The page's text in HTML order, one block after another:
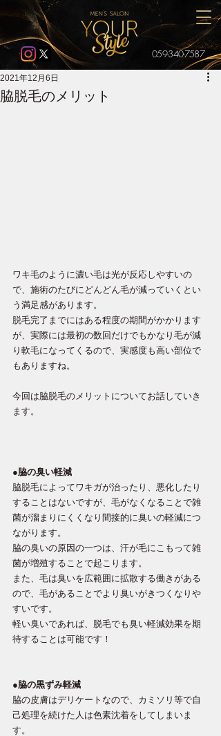
059-340-7587
脇脱毛のメリット
2021年12月6日
ワキ毛のように濃い毛は光が反応しやすいの
で、施術のたびにどんどん毛が減っていくとい
う満足感があります。
脱毛完了までにはある程度の期間がかかります
が、実際には最初の数回だけでもかなり毛が減
り軟毛になってくるので、実感度も高い部位で
もありますね。
今回は脇脱毛のメリットについてお話していき
ます。
●脇の臭い軽減
脇脱毛によってワキガが治ったり、悪化したり
することはないですが、毛がなくなることで雑
菌が溜まりにくくなり間接的に臭いの軽減につ
ながります。
脇の臭いの原因の一つは、汗が毛にこもって雑
菌が増殖することで起こります。
また、毛は臭いを広範囲に拡散する働きがある
ので、毛があることでより臭いがきつくなりや
すいです。
軽い臭いであれば、脱毛でも臭い軽減効果を期
待することは可能です！
●脇の黒ずみ軽減
脇の皮膚はデリケートなので、カミソリ等で自
己処理を続けた人は色素沈着をしてしまいま
す。